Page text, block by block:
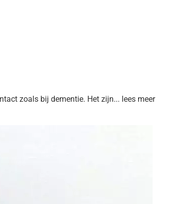
zoals bij dementie. Het zijn... lees meer